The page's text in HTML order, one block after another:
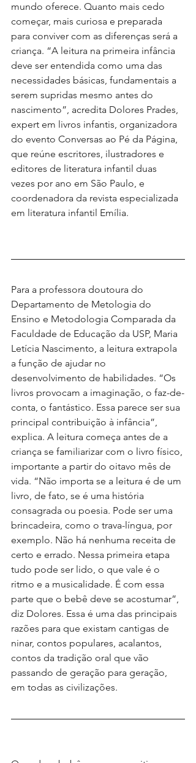
mundo oferece. Quanto mais cedo
começar, mais curiosa e preparada
para conviver com as diferenças será a
criança. “A leitura na primeira infância
deve ser entendida como uma das
necessidades básicas, fundamentais a
serem supridas mesmo antes do
nascimento”, acredita Dolores Prades,
expert em livros infantis, organizadora
do evento Conversas ao Pé da Página,
que reúne escritores, ilustradores e
editores de literatura infantil duas
vezes por ano em São Paulo, e
coordenadora da revista especializada
em literatura infantil Emília.
Para a professora doutoura do
Departamento de Metologia do
Ensino e Metodologia Comparada da
Faculdade de Educação da USP, Maria
Letícia Nascimento, a leitura extrapola
a função de ajudar no
desenvolvimento de habilidades. “Os
livros provocam a imaginação, o faz-de-
conta, o fantástico. Essa parece ser sua
principal contribuição à infância”,
explica. A leitura começa antes de a
criança se familiarizar com o livro físico,
importante a partir do oitavo mês de
vida. “Não importa se a leitura é de um
livro, de fato, se é uma história
consagrada ou poesia. Pode ser uma
brincadeira, como o trava-língua, por
exemplo. Não há nenhuma receita de
certo e errado. Nessa primeira etapa
tudo pode ser lido, o que vale é o
ritmo e a musicalidade. É com essa
parte que o bebê deve se acostumar”,
diz Dolores. Essa é uma das principais
razões para que existam cantigas de
ninar, contos populares, acalantos,
contos da tradição oral que vão
passando de geração para geração,
em todas as civilizações.